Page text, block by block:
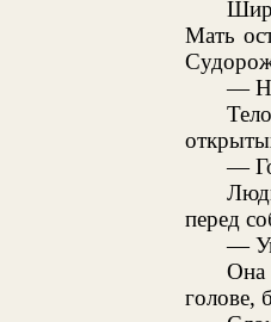
Мать
—
—
перед
—
Она
голове,